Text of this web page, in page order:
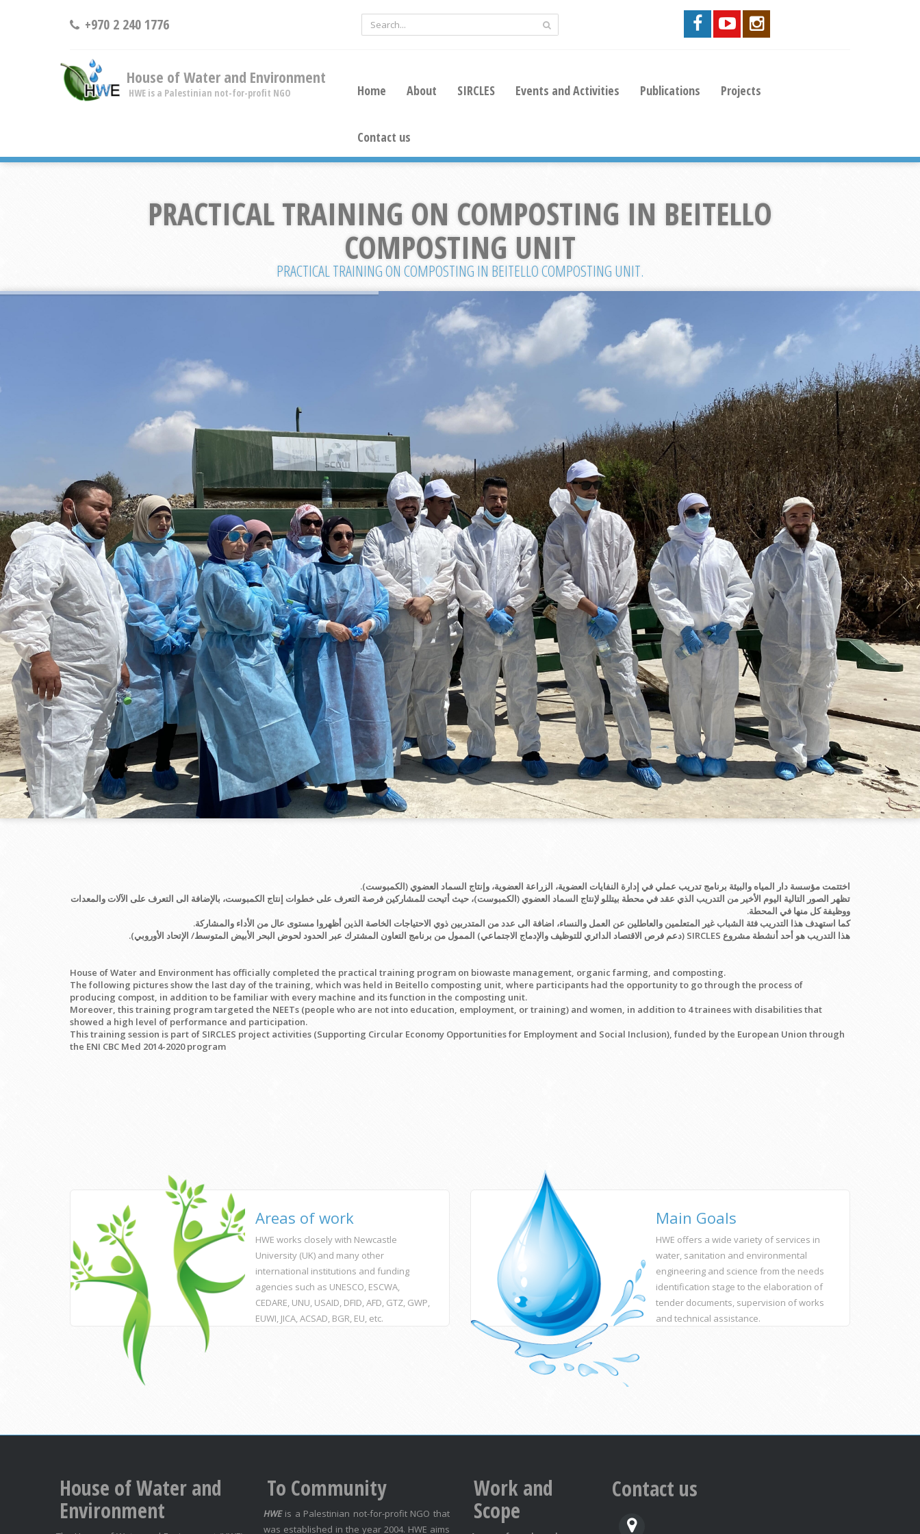
+970 2 240 1776
House of Water and Environment
HWE is a Palestinian not-for-profit NGO Home About SIRCLES Events and Activities Publications Projects
Contact us
PRACTICAL TRAINING ON COMPOSTING IN BEITELLO
COMPOSTING UNIT
PRACTICAL TRAINING ON COMPOSTING IN BEITELLO COMPOSTING UNIT.
اختتمت مؤسسة دار المياه والبيئة برنامج تدريب عملي في إدارة النفايات العضوية، الزراعة العضوية، وإنتاج السماد العضوي (الكمبوست).
تظهر الصور التالية اليوم الأخير من التدريب الذي عقد في محطة بيتللو لإنتاج السماد العضوي (الكمبوست)، حيث أتيحت للمشاركين فرصة التعرف على خطوات إنتاج الكمبوست، بالإضافة الى التعرف على الآلات والمعدات
ووظيفة كل منها في المحطة.
كما استهدف هذا التدريب فئة الشباب غير المتعلمين والعاطلين عن العمل والنساء، اضافة الى عدد من المتدربين ذوي الاحتياجات الخاصة الذين أظهروا مستوى عال من الأداء والمشاركة.
هذا التدريب هو أحد أنشطة مشروع SIRCLES (دعم فرص الاقتصاد الدائري للتوظيف والإدماج الاجتماعي) الممول من برنامج التعاون المشترك عبر الحدود لحوض البحر الأبيض المتوسط/ الإتحاد الأوروبي).
House of Water and Environment has officially completed the practical training program on biowaste management, organic farming, and composting.
The following pictures show the last day of the training, which was held in Beitello composting unit, where participants had the opportunity to go through the process of
producing compost, in addition to be familiar with every machine and its function in the composting unit.
Moreover, this training program targeted the NEETs (people who are not into education, employment, or training) and women, in addition to 4 trainees with disabilities that
showed a high level of performance and participation.
This training session is part of SIRCLES project activities (Supporting Circular Economy Opportunities for Employment and Social Inclusion), funded by the European Union through
the ENI CBC Med 2014-2020 program
Areas of work
HWE works closely with Newcastle
University (UK) and many other
international institutions and funding
agencies such as UNESCO, ESCWA,
CEDARE, UNU, USAID, DFID, AFD, GTZ, GWP,
EUWI, JICA, ACSAD, BGR, EU, etc.
Main Goals
HWE offers a wide variety of services in
water, sanitation and environmental
engineering and science from the needs
identification stage to the elaboration of
tender documents, supervision of works
and technical assistance.
House of Water and
Environment
To Community
HWEis a Palestinian not-for-profit NGO that
was established in the year 2004. HWE aims
Work and
Scope
Contact us